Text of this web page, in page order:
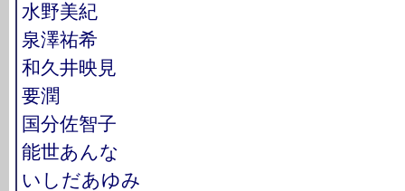
水野美紀
泉澤祐希
和久井映見
要潤
国分佐智子
能世あんな
いしだあゆみ